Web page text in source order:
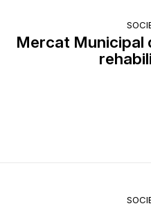
Mercat Municipal